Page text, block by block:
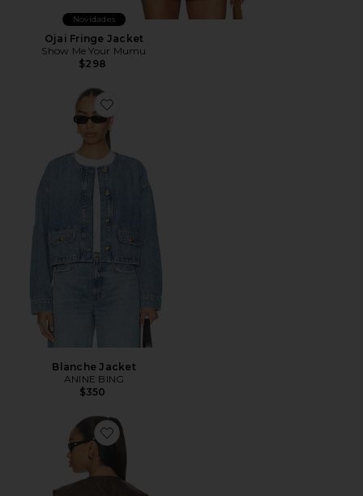
Novidades
Ojai Fringe Jacket
Show Me Your Mumu
$298
Favorite Blanche Jacket
Blanche Jacket
ANINE BING
$350
Favorite Rhys Vest Top